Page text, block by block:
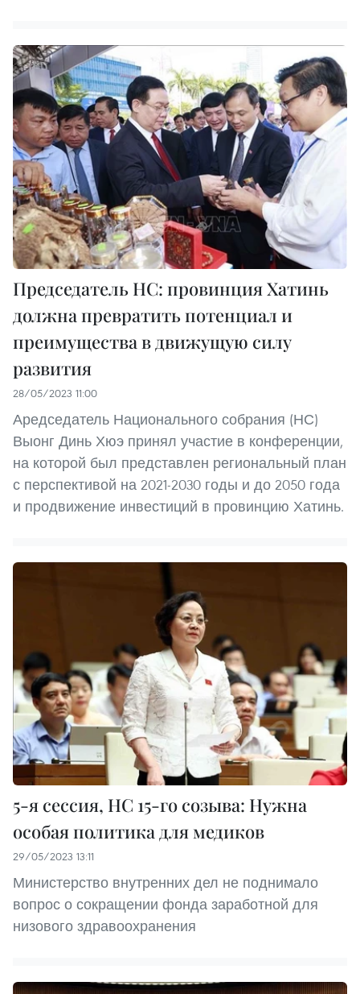
Председатель НС: провинция Хатинь
должна превратить потенциал и
преимущества в движущую силу
развития
28/05/2023 11:00
Аредседатель Национального собрания (НС)
Выонг Динь Хюэ принял участие в конференции,
на которой был представлен региональный план
с перспективой на 2021-2030 годы и до 2050 года
и продвижение инвестиций в провинцию Хатинь.
5-я сессия, НС 15-го созыва: Нужна
особая политика для медиков
29/05/2023 13:11
Министерство внутренних дел не поднимало
вопрос о сокращении фонда заработной для
низового здравоохранения